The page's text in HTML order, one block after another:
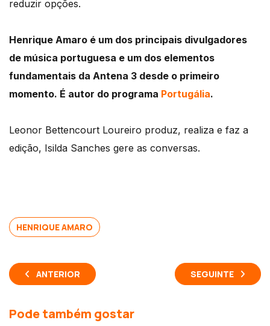
reduzir opções.
Henrique Amaro é um dos principais divulgadores
de música portuguesa e um dos elementos
fundamentais da Antena 3 desde o primeiro
momento. É autor do programa Portugália.
Leonor Bettencourt Loureiro produz, realiza e faz a
edição, Isilda Sanches gere as conversas.
HENRIQUE AMARO
ANTERIOR SEGUINTE
Pode também gostar